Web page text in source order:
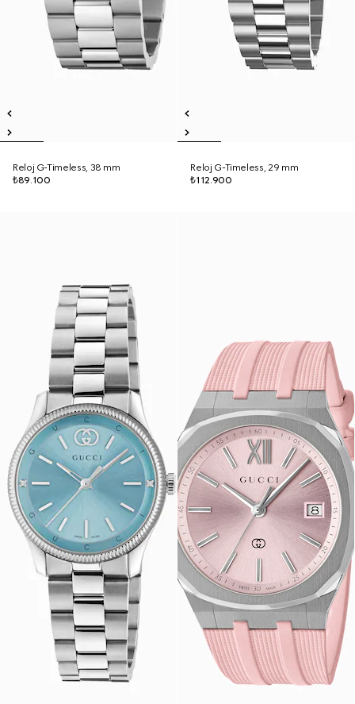
Reloj G-Timeless, 38 mm
₺89.100
Reloj G-Timeless, 29 mm
₺112.900